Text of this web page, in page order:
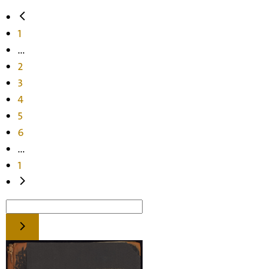
1
...
2
3
4
5
6
...
1